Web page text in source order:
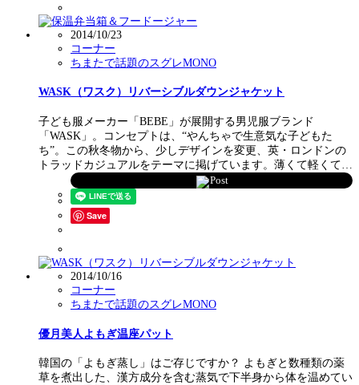
2014/10/23
コーナー
ちまたで話題のスグレMONO
WASK（ワスク）リバーシブルダウンジャケット
子ども服メーカー「BEBE」が展開する男児服ブランド
「WASK」。コンセプトは、“やんちゃで生意気な子どもた
ち”。この秋冬物から、少しデザインを変更、英・ロンドンの
トラッドカジュアルをテーマに掲げています。薄くて軽くて…
Post
Save
2014/10/16
コーナー
ちまたで話題のスグレMONO
優月美人よもぎ温座パット
韓国の「よもぎ蒸し」はご存じですか？ よもぎと数種類の薬
草を煮出した、漢方成分を含む蒸気で下半身から体を温めてい